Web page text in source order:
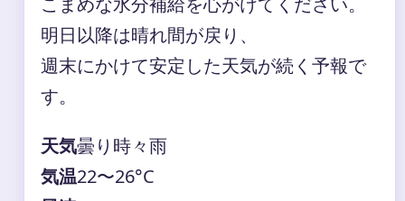
明日以降は晴れ間が戻り、
週末にかけて安定した天気が続く予報で
す。
天気曇り時々雨
気温22〜26°C